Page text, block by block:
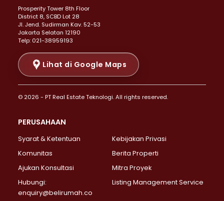
Properti Dijual di Menteng >
Properti Dijual di Senen >
Properti Dijual di Tanah Abang >
Properti Dijual di Cikini >
Properti Dijual di Kramat >
Properti Dijual di Pasar Baru >
Properti Dijual di Bendungan Hilir >
Properti Dijual di Jakarta Selatan >
Properti Dijual di Lebak Bulus >
Properti Dijual di Gandaria Selatan >
Properti Dijual di Pondok Labu >
Properti Dijual di Lenteng Agung >
Properti Dijual di Senayan >
Prosperity Tower 8th Floor
District 8, SCBD Lot 28
JI. Jend. Sudirman Kav. 52-53
Jakarta Selatan 12190
Telp: 021-38959193
Lihat di Google Maps
© 2026 - PT Real Estate Teknologi. All rights reserved.
PERUSAHAAN
Syarat & Ketentuan
Kebijakan Privasi
Komunitas
Berita Properti
Ajukan Konsultasi
Mitra Proyek
Hubungi:
enquiry@belirumah.co
Listing Management Service